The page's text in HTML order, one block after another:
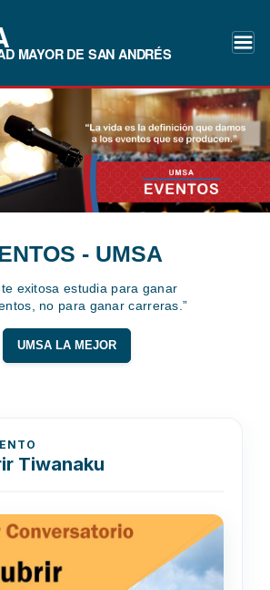
MAYOR DE SAN ANDRÉS
- UMSA
exitosa estudia para ganar
no para ganar carreras.”
UMSA LA MEJOR
Tiwanaku